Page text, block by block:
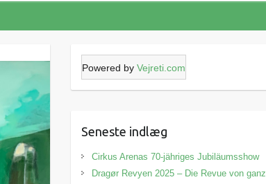
Powered by Vejreti.com
Seneste indlæg
Cirkus Arenas 70-jähriges Jubiläumsshow
Dragør Revyen 2025 – Die Revue von ganz